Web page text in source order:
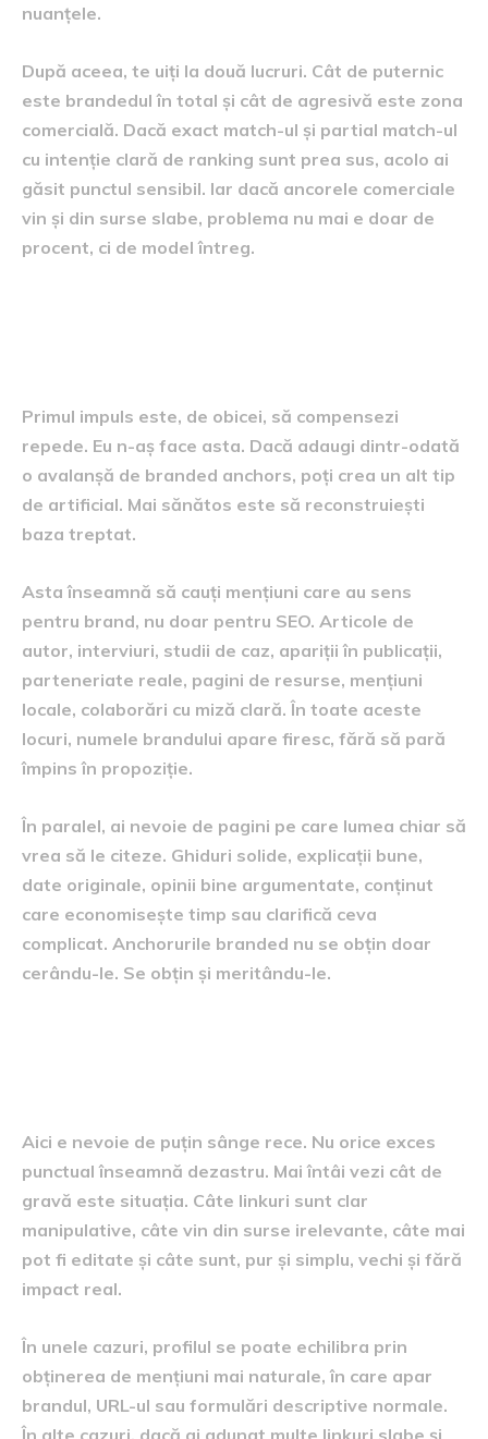
nuanțele.
După aceea, te uiți la două lucruri. Cât de puternic
este brandedul în total și cât de agresivă este zona
comercială. Dacă exact match-ul și partial match-ul
cu intenție clară de ranking sunt prea sus, acolo ai
găsit punctul sensibil. Iar dacă ancorele comerciale
vin și din surse slabe, problema nu mai e doar de
procent, ci de model întreg.
Primul impuls este, de obicei, să compensezi
repede. Eu n-aș face asta. Dacă adaugi dintr-odată
o avalanșă de branded anchors, poți crea un alt tip
de artificial. Mai sănătos este să reconstruiești
baza treptat.
Asta înseamnă să cauți mențiuni care au sens
pentru brand, nu doar pentru SEO. Articole de
autor, interviuri, studii de caz, apariții în publicații,
parteneriate reale, pagini de resurse, mențiuni
locale, colaborări cu miză clară. În toate aceste
locuri, numele brandului apare firesc, fără să pară
împins în propoziție.
În paralel, ai nevoie de pagini pe care lumea chiar să
vrea să le citeze. Ghiduri solide, explicații bune,
date originale, opinii bine argumentate, conținut
care economisește timp sau clarifică ceva
complicat. Anchorurile branded nu se obțin doar
cerându-le. Se obțin și meritându-le.
Aici e nevoie de puțin sânge rece. Nu orice exces
punctual înseamnă dezastru. Mai întâi vezi cât de
gravă este situația. Câte linkuri sunt clar
manipulative, câte vin din surse irelevante, câte mai
pot fi editate și câte sunt, pur și simplu, vechi și fără
impact real.
În unele cazuri, profilul se poate echilibra prin
obținerea de mențiuni mai naturale, în care apar
brandul, URL-ul sau formulări descriptive normale.
În alte cazuri, dacă ai adunat multe linkuri slabe și